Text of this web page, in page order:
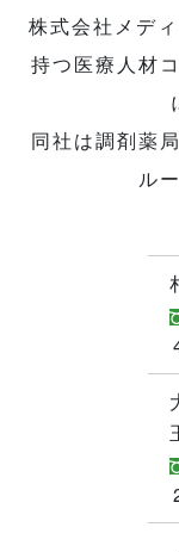
株式会社メデ
持つ医療人材
同社は調剤薬
ル